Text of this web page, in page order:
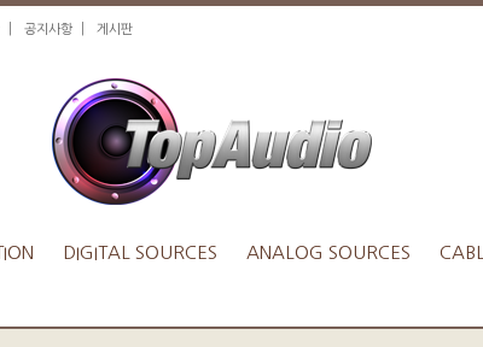
공지사항 게시판
DIGITAL SOURCES ANALOG SOURCES